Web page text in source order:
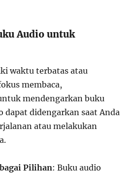
Audio untuk
waktu terbatas atau
membaca,
mendengarkan buku
dapat didengarkan saat Anda
atau melakukan
Pilihan: Buku audio